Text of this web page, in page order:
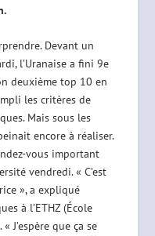
Devant un
l’Uranaise a fini 9e
deuxième top 10 en
les critères de
Mais sous les
encore à réaliser.
vous important
vendredi. « C’est
», a expliqué
à l’ETHZ (École
J’espère que ça se